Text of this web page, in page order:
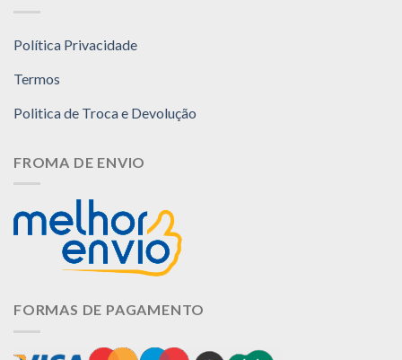
Política Privacidade
Termos
Politica de Troca e Devolução
FROMA DE ENVIO
FORMAS DE PAGAMENTO